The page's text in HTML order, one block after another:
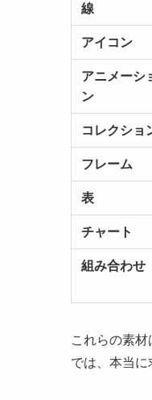
線
アイコン
アニメーシ
ン
コレクショ
フレーム
表
チャート
組み合わせ
これらの素
では、本当に